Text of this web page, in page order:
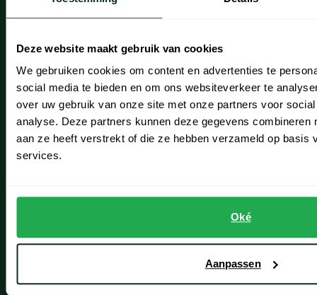
Deze website maakt gebruik van cookies
We gebruiken cookies om content en advertenties te
social media te bieden en om ons websiteverkeer te
over uw gebruik van onze site met onze partners voor
analyse. Deze partners kunnen deze gegevens combineren
aan ze heeft verstrekt of die ze hebben verzameld op basis
services.
Oké
Aanpassen
Hillegom
Leiderdorp
Lisse
Noordwijk
Schulte Herenmode